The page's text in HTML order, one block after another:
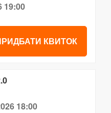
19:00
КВИТОК
18:00